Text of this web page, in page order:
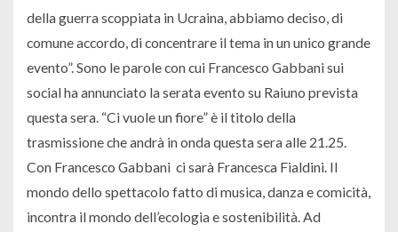
della guerra scoppiata in Ucraina, abbiamo deciso, di
comune accordo, di concentrare il tema in un unico grande
evento”. Sono le parole con cui Francesco Gabbani sui
social ha annunciato la serata evento su Raiuno prevista
questa sera. “Ci vuole un fiore” è il titolo della
trasmissione che andrà in onda questa sera alle 21.25.
Con Francesco Gabbani ci sarà Francesca Fialdini. Il
mondo dello spettacolo fatto di musica, danza e comicità,
incontra il mondo dell’ecologia e sostenibilità. Ad